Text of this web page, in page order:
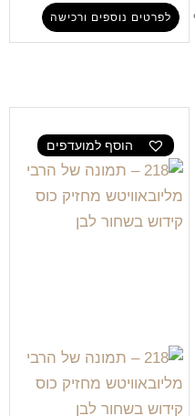
לפרטים נוספים ורכישה
הוסף למועדפים